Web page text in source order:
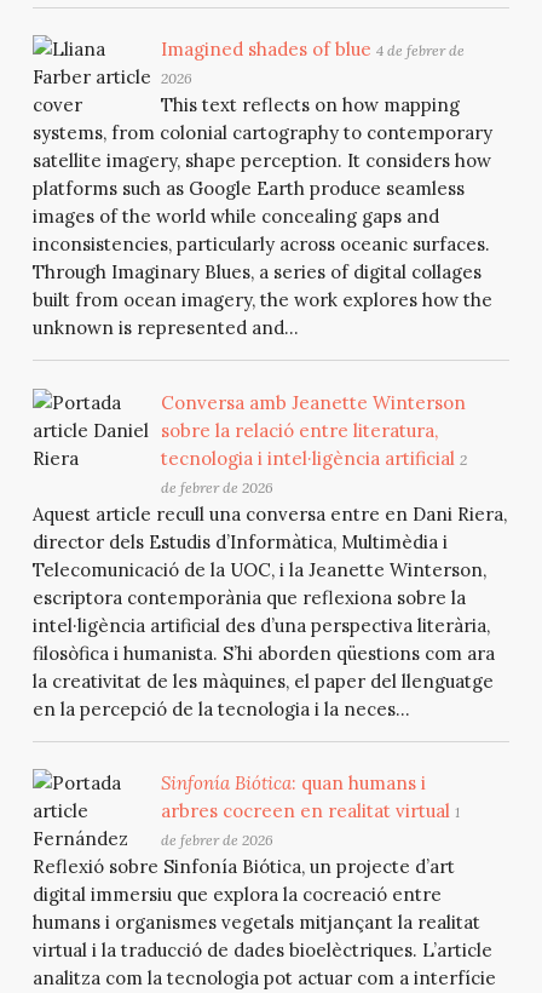
Imagined shades of blue 4 de febrer de
2026
This text reflects on how mapping
systems, from colonial cartography to contemporary
satellite imagery, shape perception. It considers how
platforms such as Google Earth produce seamless
images of the world while concealing gaps and
inconsistencies, particularly across oceanic surfaces.
Through Imaginary Blues, a series of digital collages
built from ocean imagery, the work explores how the
unknown is represented and...
Conversa amb Jeanette Winterson
sobre la relació entre literatura,
tecnologia i intel·ligència artificial 2
de febrer de 2026
Aquest article recull una conversa entre en Dani Riera,
director dels Estudis d’Informàtica, Multimèdia i
Telecomunicació de la UOC, i la Jeanette Winterson,
escriptora contemporània que reflexiona sobre la
intel·ligència artificial des d’una perspectiva literària,
filosòfica i humanista. S’hi aborden qüestions com ara
la creativitat de les màquines, el paper del llenguatge
en la percepció de la tecnologia i la neces...
Sinfonía Biótica: quan humans i
arbres cocreen en realitat virtual 1
de febrer de 2026
Reflexió sobre Sinfonía Biótica, un projecte d’art
digital immersiu que explora la cocreació entre
humans i organismes vegetals mitjançant la realitat
virtual i la traducció de dades bioelèctriques. L’article
analitza com la tecnologia pot actuar com a interfície